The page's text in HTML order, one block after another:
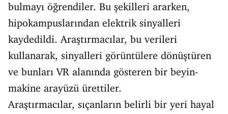
bulmayı öğrendiler. Bu şekilleri ararken,
hipokampuslarından elektrik sinyalleri
kaydedildi. Araştırmacılar, bu verileri
kullanarak, sinyalleri görüntülere dönüştüren
ve bunları VR alanında gösteren bir beyin-
makine arayüzü ürettiler.
Araştırmacılar, sıçanların belirli bir yeri hayal